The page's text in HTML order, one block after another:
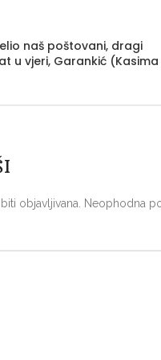
naš poštovani, dragi
u vjeri, Garankić
objavljivana. Neophodna